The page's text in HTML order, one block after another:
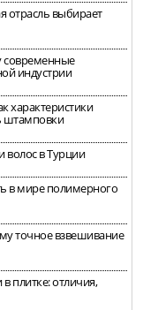
отрасль выбирает
современные
индустрии
характеристики
штамповки
волос в Турции
в мире полимерного
точное взвешивание
плитке: отличия,